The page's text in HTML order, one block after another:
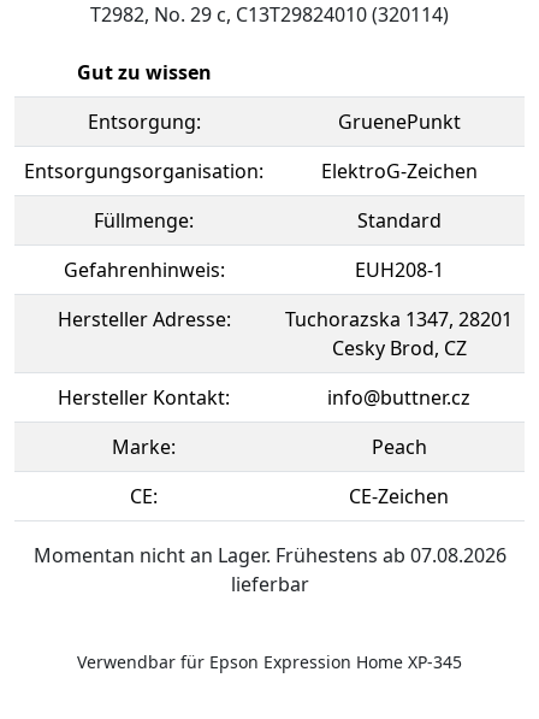
T2982, No. 29 c, C13T29824010 (320114)
Gut zu wissen
Entsorgung:
GruenePunkt
Entsorgungsorganisation:
ElektroG-Zeichen
Füllmenge:
Standard
Gefahrenhinweis:
EUH208-1
Hersteller Adresse:
Tuchorazska 1347, 28201
Cesky Brod, CZ
Hersteller Kontakt:
info@buttner.cz
Marke:
Peach
CE:
CE-Zeichen
Momentan nicht an Lager. Frühestens ab 07.08.2026
lieferbar
Verwendbar für Epson Expression Home XP-345